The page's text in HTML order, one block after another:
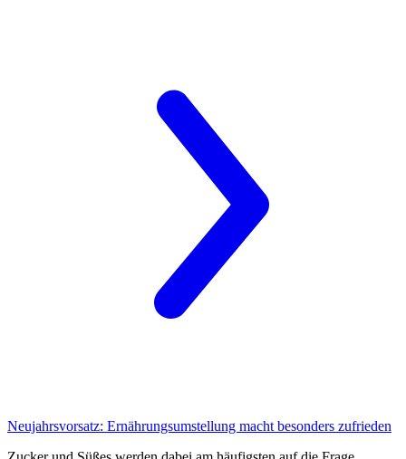
Neujahrsvorsatz: Ernährungsumstellung macht besonders zufrieden